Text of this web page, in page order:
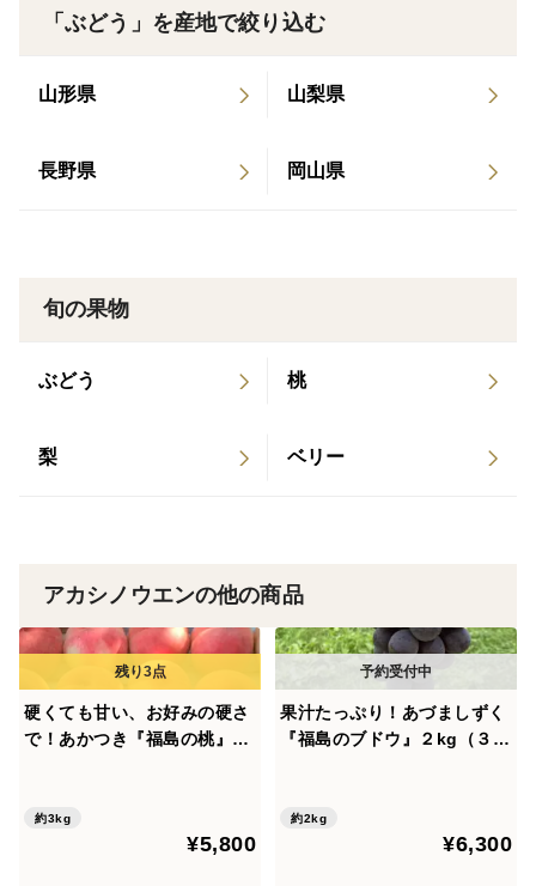
「ぶどう」を産地で絞り込む
山形県 山梨県
長野県 岡山県
旬の果物
ぶどう 桃
梨 ベリー
アカシノウエンの他の商品
硬くても甘い、お好みの硬さ
で！あかつき『福島の桃』３
約3kg
¥5,800
果汁たっぷり！あづましずく
『福島のブドウ』２kg（３〜
約2kg
¥6,300